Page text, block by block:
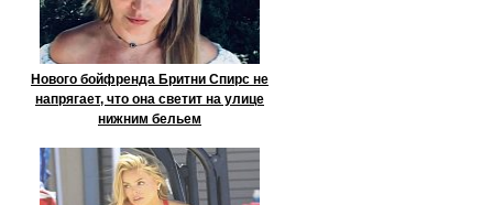
Нового бойфренда Бритни Спирс не
напрягает, что она светит на улице
нижним бельем